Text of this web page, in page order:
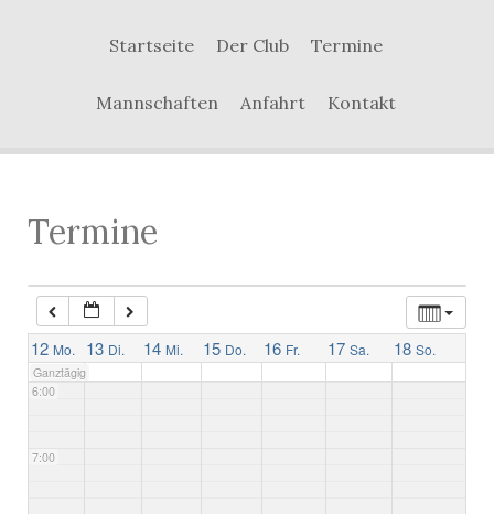
Startseite Der Club Termine
Mannschaften Anfahrt Kontakt
Termine
12 Mo. 13 Di. 14 Mi. 15 Do. 16 Fr. 17 Sa. 18 So.
Ganztägig
5:00
6:00
7:00